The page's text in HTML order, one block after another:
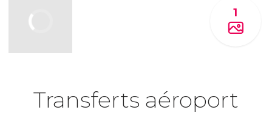
1
Transferts aéroport